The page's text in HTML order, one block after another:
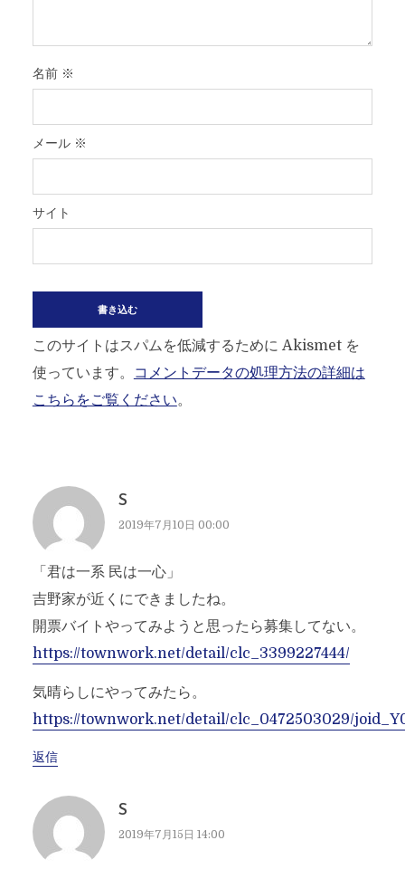
名前 ※
メール ※
サイト
このサイトはスパムを低減するために Akismet を
使っています。
コメントデータの処理方法の詳細は
こちらをご覧ください。
S
2019年7月10日 00:00
「君は一系 民は一心」
吉野家が近くにできましたね。
開票バイトやってみようと思ったら募集してない。
https://townwork.net/detail/clc_3399227444/
気晴らしにやってみたら。
https://townwork.net/detail/clc_0472503029/
返信
S
2019年7月15日 14:00